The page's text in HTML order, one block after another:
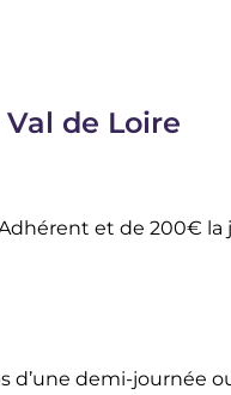
de Loire
et de 200€ la
d’une demi-journée